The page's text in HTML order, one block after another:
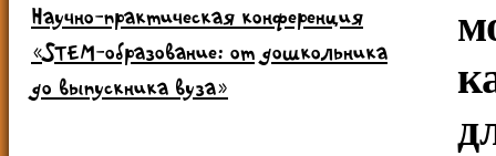
Научно-практическая конференция
«STEM-образование: от дошкольника
до выпускника вуза»